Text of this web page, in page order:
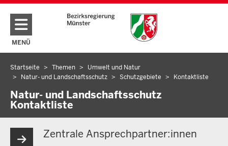
Direkt zum Inhalt
MENÜ
NAVIGATION AKTIVIEREN/DEAKTIVIEREN: HAUPTMENÜ
Sie
befinden
sich
hier
Startseite Themen
Umwelt und Natur
Natur- und Landschaftsschutz
Schutzgebiete Kontaktliste
Natur- und Landschaftsschutz
Kontaktliste
Zentrale Ansprechpartner:innen